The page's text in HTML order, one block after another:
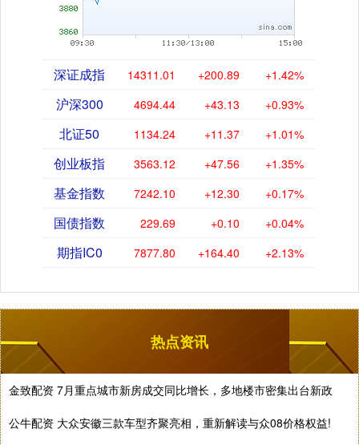
深证成指 14311.01 +200.89 +1.42%
沪深300 4694.44 +43.13 +0.93%
北证50 1134.24 +11.37 +1.01%
创业板指 3563.12 +47.56 +1.35%
基金指数 7242.10 +12.30 +0.17%
国债指数 229.69 +0.10 +0.04%
期指IC0 7877.80 +164.40 +2.13%
热点资讯
金致配资 7月重点城市新房成交同比增长，多地楼市密集出台新政
公牛配资 大众安徽三款车型齐聚亮相，重新解读与众08价格权益!